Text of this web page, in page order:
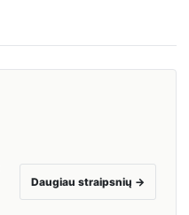
Daugiau straipsnių →